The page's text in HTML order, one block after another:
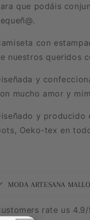
que podáis
con
nuestros queridos
y
mucho amor y
y producido
Oeko-tex en
MODA ARTESANA
rate us